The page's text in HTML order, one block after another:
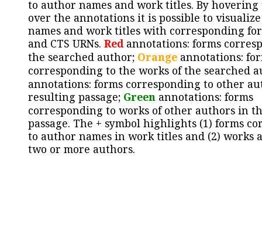
to author names and work titles. By hovering
over the annotations it is possible to
names and work titles with corresponding
and CTS URNs. Redannotations: forms
the searched author; Orange annotations:
corresponding to the works of the searched
annotations: forms corresponding to other
resulting passage; Green annotations: forms
corresponding to works of other authors in
passage. The + symbol highlights (1) forms
to author names in work titles and (2) works
two or more authors.